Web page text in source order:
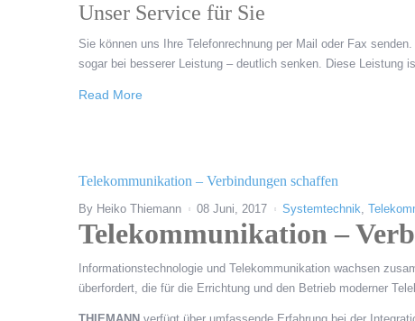
Unser Service für Sie
Sie können uns Ihre Telefonrechnung per Mail oder Fax
sogar bei besserer Leistung – deutlich senken. Diese Leistung
Read More
Telekommunikation – Verbindungen schaffen
By Heiko Thiemann 08 Juni, 2017 Systemtechnik,
Telekommunikation –
Informationstechnologie und Telekommunikation wachsen
überfordert, die für die Errichtung und den Betrieb moderner